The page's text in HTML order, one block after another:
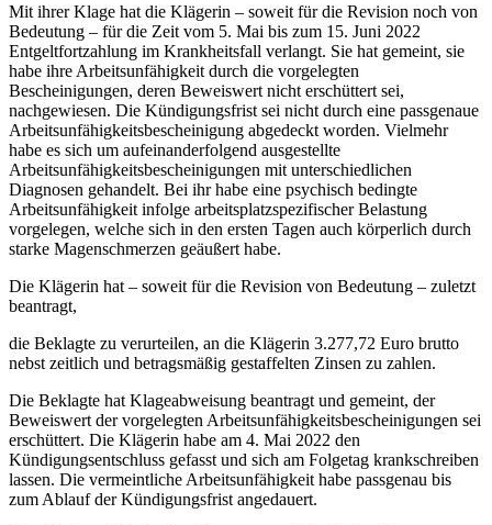
Mit ihrer Klage hat die Klägerin – soweit für die Revision noch von
Bedeutung – für die Zeit vom 5. Mai bis zum 15. Juni 2022
Entgeltfortzahlung im Krankheitsfall verlangt. Sie hat gemeint, sie
habe ihre Arbeitsunfähigkeit durch die vorgelegten
Bescheinigungen, deren Beweiswert nicht erschüttert sei,
nachgewiesen. Die Kündigungsfrist sei nicht durch eine passgenaue
Arbeitsunfähigkeitsbescheinigung abgedeckt worden. Vielmehr
habe es sich um aufeinanderfolgend ausgestellte
Arbeitsunfähigkeitsbescheinigungen mit unterschiedlichen
Diagnosen gehandelt. Bei ihr habe eine psychisch bedingte
Arbeitsunfähigkeit infolge arbeitsplatzspezifischer Belastung
vorgelegen, welche sich in den ersten Tagen auch körperlich durch
starke Magenschmerzen geäußert habe.
Die Klägerin hat – soweit für die Revision von Bedeutung – zuletzt
beantragt,
die Beklagte zu verurteilen, an die Klägerin 3.277,72 Euro brutto
nebst zeitlich und betragsmäßig gestaffelten Zinsen zu zahlen.
Die Beklagte hat Klageabweisung beantragt und gemeint, der
Beweiswert der vorgelegten Arbeitsunfähigkeitsbescheinigungen sei
erschüttert. Die Klägerin habe am 4. Mai 2022 den
Kündigungsentschluss gefasst und sich am Folgetag krankschreiben
lassen. Die vermeintliche Arbeitsunfähigkeit habe passgenau bis
zum Ablauf der Kündigungsfrist angedauert.